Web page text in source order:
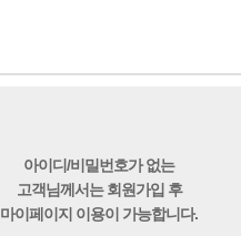
아이디/비밀번호가 없는
고객님께서는 회원가입 후
마이페이지 이용이 가능합니다.